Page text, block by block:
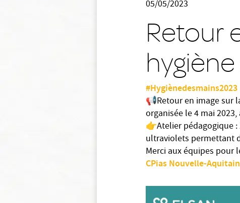
05/05/2023
Retour
#Hygiènedesmains2023
📢Retour en image sur
organisée le 4 mai
👉Atelier pédagogique
ultraviolets permettant
Merci aux équipes
CPias Nouvelle-